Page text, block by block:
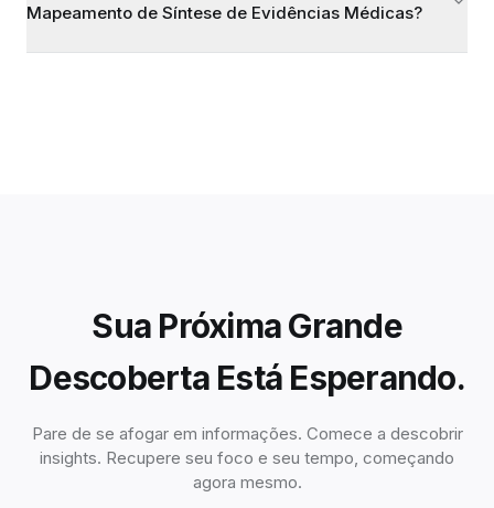
Mapeamento de Síntese de Evidências Médicas?
Sua Próxima Grande
Descoberta Está Esperando.
Pare de se afogar em informações. Comece a descobrir
insights. Recupere seu foco e seu tempo, começando
agora mesmo.